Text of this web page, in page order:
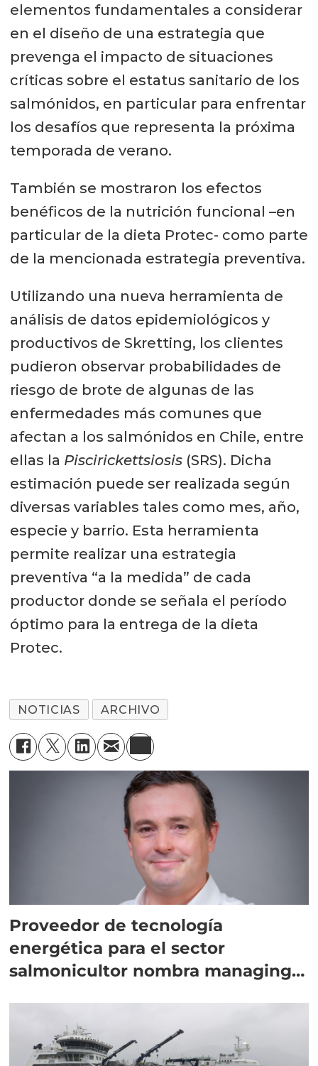
elementos fundamentales a considerar
en el diseño de una estrategia que
prevenga el impacto de situaciones
críticas sobre el estatus sanitario de los
salmónidos, en particular para enfrentar
los desafíos que representa la próxima
temporada de verano.
También se mostraron los efectos
benéficos de la nutrición funcional –en
particular de la dieta Protec- como parte
de la mencionada estrategia preventiva.
Utilizando una nueva herramienta de
análisis de datos epidemiológicos y
productivos de Skretting, los clientes
pudieron observar probabilidades de
riesgo de brote de algunas de las
enfermedades más comunes que
afectan a los salmónidos en Chile, entre
ellas la Piscirickettsiosis(SRS). Dicha
estimación puede ser realizada según
diversas variables tales como mes, año,
especie y barrio. Esta herramienta
permite realizar una estrategia
preventiva “a la medida” de cada
productor donde se señala el período
óptimo para la entrega de la dieta
Protec.
NOTICIAS ARCHIVO
Proveedor de tecnología
energética para el sector
salmonicultor nombra managing